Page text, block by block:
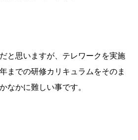
と思いますが、テレワークを実施
までの研修カリキュラムをそのま
なかに難しい事です。